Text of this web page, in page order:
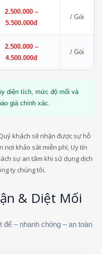
2.500.000 –
5.500.000đ
/ Gói
2.500.000 –
4.500.000đ
/ Gói
diện tích, mức độ mối và
giá chính xác.
khách sẽ nhận được sự hỗ
nơi khảo sát miễn phí, Uy tín
sự an tâm khi sử dụng dịch
ty chúng tôi.
& Diệt Mối
– nhanh chóng – an toàn